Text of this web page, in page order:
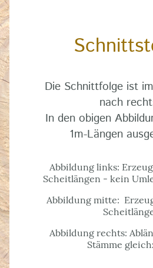
Die Schnittfolge ist
nach
In den obigen
1m-Längen
Abbildung links:
Scheitlängen - kein
Abbildung mitte:
Abbildung rechts:
Stämme